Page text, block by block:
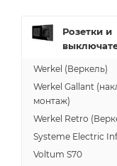
Розетки и
Werkel (Веркель)
Werkel Gallant
монтаж)
Werkel Retro
Systeme Electric
Voltum S70